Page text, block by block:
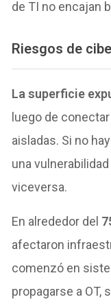
de TI no encajan
Riesgos de
La superficie
luego de
aisladas. Si no
una
viceversa.
En alrededor del
afectaron
comenzó en
propagarse a OT,